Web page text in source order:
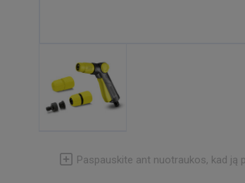
Paspauskite ant nuotraukos, kad ją